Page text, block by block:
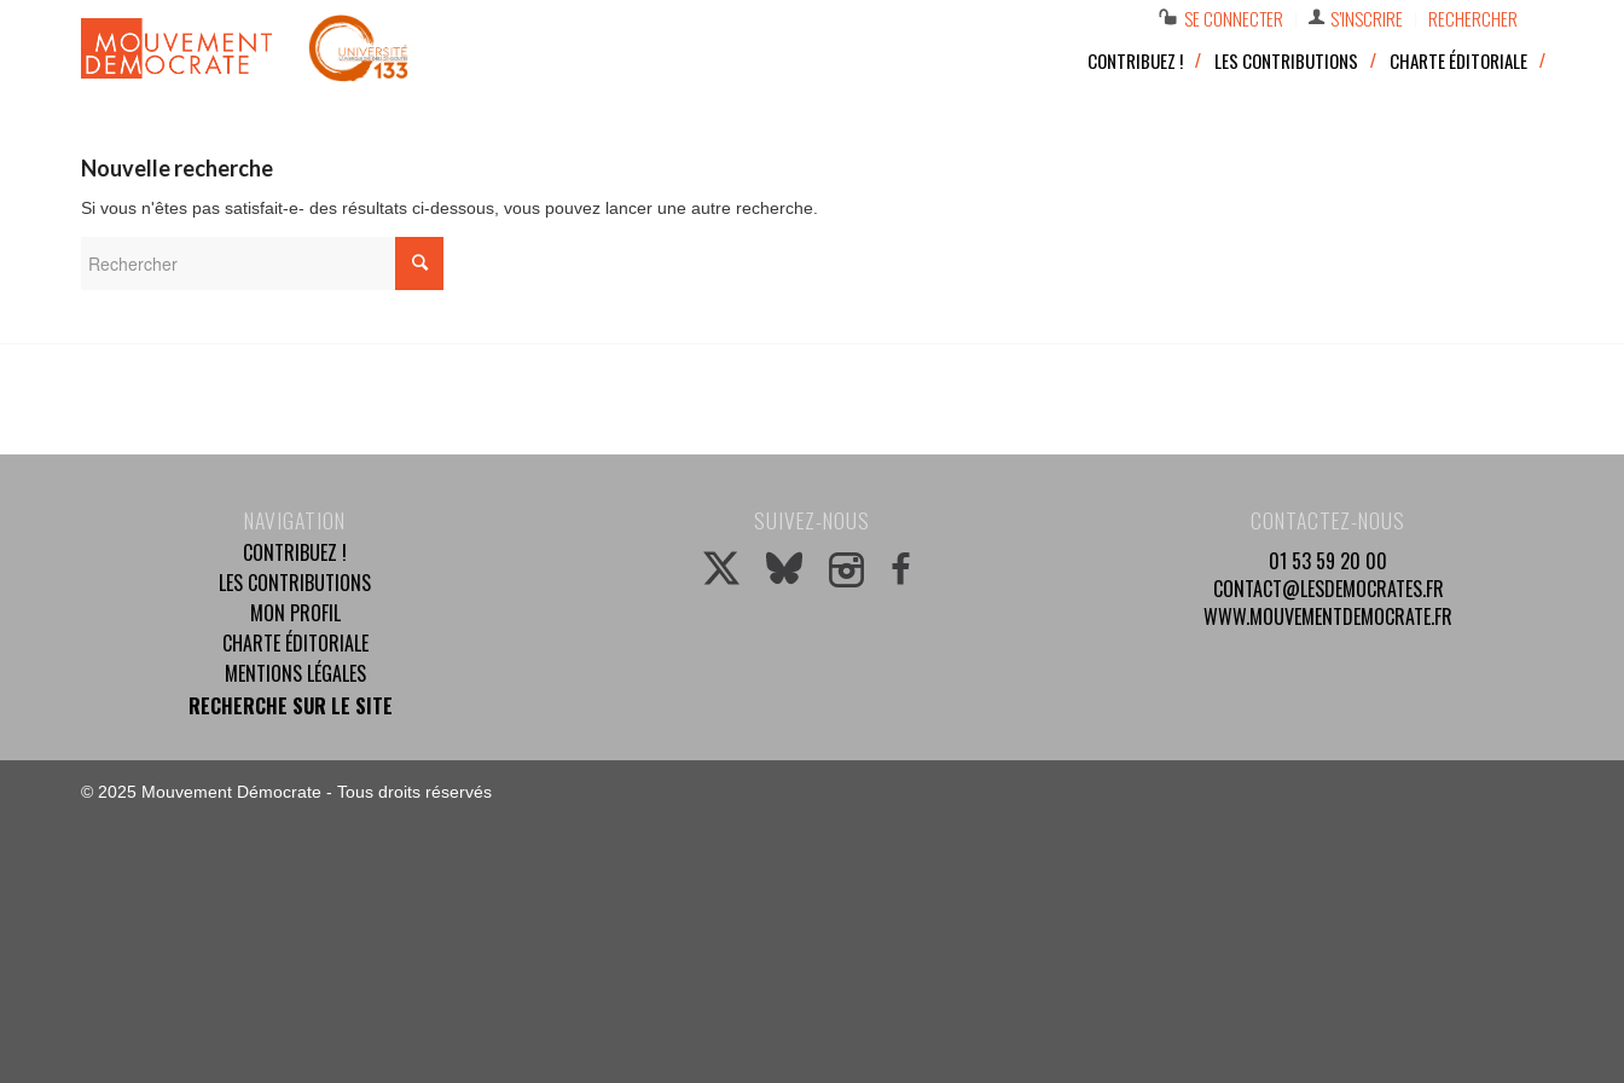
SE CONNECTER S’INSCRIRE
RECHERCHER
CONTRIBUEZ !
LES CONTRIBUTIONS CHARTE ÉDITORIALE
Nouvelle recherche
Si vous n'êtes pas satisfait-e- des résultats ci-dessous, vous pouvez lancer une autre recherche.
NAVIGATION
CONTRIBUEZ !
LES CONTRIBUTIONS
MON PROFIL
CHARTE ÉDITORIALE
MENTIONS LÉGALES
RECHERCHE SUR LE SITE
SUIVEZ-NOUS CONTACTEZ-NOUS
01 53 59 20 00
CONTACT@LESDEMOCRATES.FR
WWW.MOUVEMENTDEMOCRATE.FR
© 2025 Mouvement Démocrate - Tous droits réservés